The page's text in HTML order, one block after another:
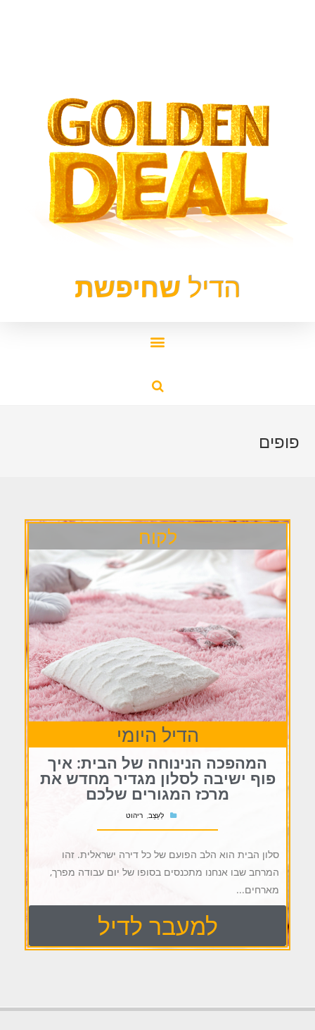
הדיל שחיפשת
פופים
לקוח
הדיל היומי
המהפכה הנינוחה של הבית: איך
פוף ישיבה לסלון מגדיר מחדש את
מרכז המגורים שלכם
לְעַצֵב, ריהוט
סלון הבית הוא הלב הפועם של כל דירה ישראלית. זהו
המרחב שבו אנחנו מתכנסים בסופו של יום עבודה מפרך,
מארחים...
למעבר לדיל